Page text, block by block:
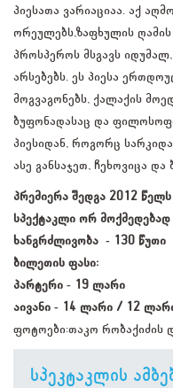
პიესათა ვარიაციაა. აქ
ორეულებს,ზაფხულის
პროსპეროს მსგავს
არსებებს. ეს პიესა
მოგვაგონებს, ქალაქის
ბუფონადასაც და
პიესიდან, როგორც
ასე განსაჯეთ, ჩეხოვიცა და
პრემიერა შედგა 2012
სპექტაკლი ორ მოქმედებად
ხანგრძლივობა - 130 წუთი
ბილეთის ფასი:
პარტერი - 19 ლარი
აივანი - 14 ლარი / 12
ფოტოები:თაკო რობაქიძის
სპეკტაკლის